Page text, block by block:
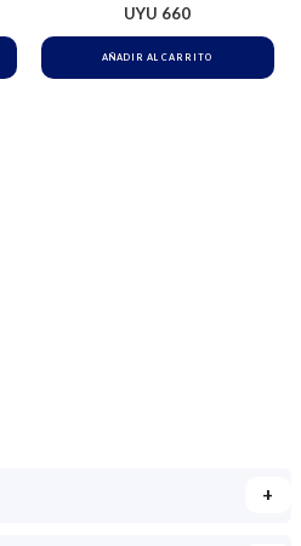
+
UYU 660
AÑADIR AL CARRITO